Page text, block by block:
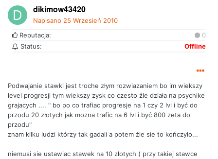
dikimow43420
Napisano 25 Wrzesień 2010
Reputacja:
0
Status:
Offline
Podwajanie stawki jest troche złym rozwiazaniem bo im wiekszy
level progresji tym wiekszy zysk co czesto źle działa na psychike
grajacych .... " bo po co trafiac progresje na 1 czy 2 lvl i być do
przodu 20 złotych jak mozna trafic na 6 lvl i być 800 zeta do
przodu"
znam kilku ludzi którzy tak gadali a potem źle sie to kończyło...
niemusi sie ustawiac stawek na 10 złotych ( przy takiej stawce